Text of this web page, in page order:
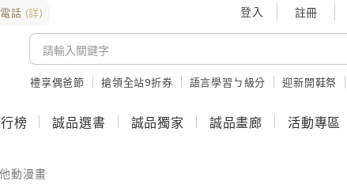
話 (詳) 登入 註冊
禮享偶爸節 搶領全站9折券 語言學習ㄅ級分 迎新開鞋祭
榜 誠品選書 誠品獨家 誠品畫廊 活動專區
動漫畫